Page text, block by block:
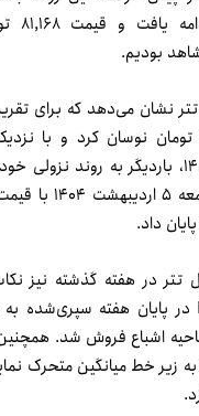
بودیم.
اردیبهشت ۱۴۰۴، باردیگر به روند
داد.
تتر در هفته گذشته نیز
اشباع فروش شد.